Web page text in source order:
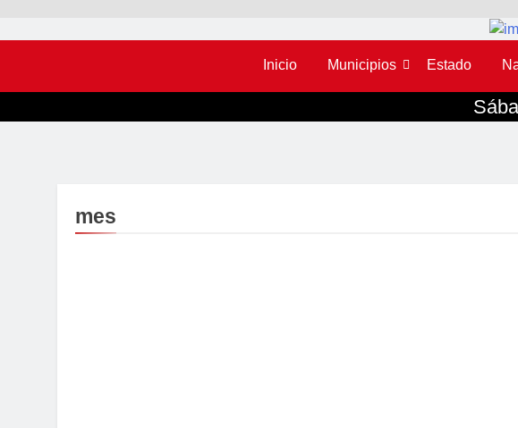
Inicio Municipios Estado
mes